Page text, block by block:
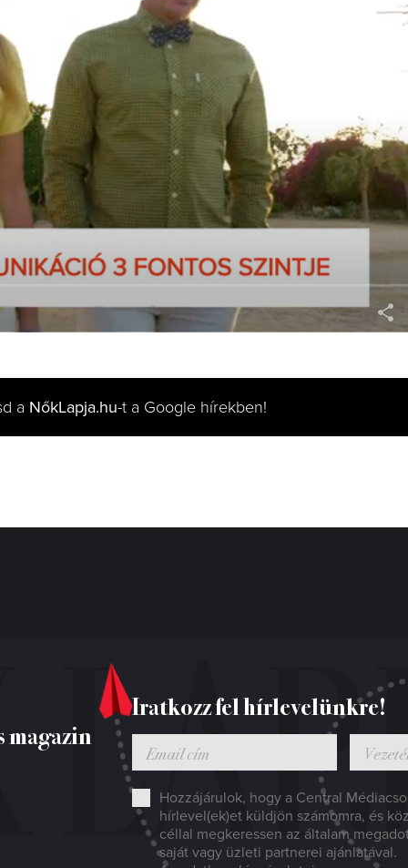
a NőkLapja.hu-t a Google hírekben!
Iratkozz fel hírlevelünkre!
Hozzájárulok, hogy a Central
hírlevel(ek)et küldjön számomra, és
céllal megkeressen az általam
saját vagy üzleti partnerei ajánlatával.